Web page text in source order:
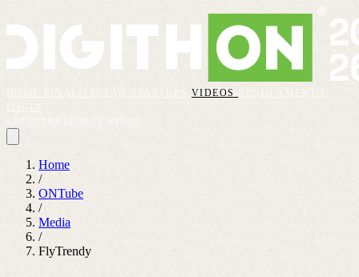
VIDEOS
REGOLAMENTO
Home
/
ONTube
/
Media
/
FlyTrendy